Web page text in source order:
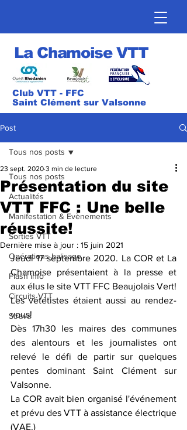
La Chamoise VTT
Club VTT - FFC
Saint Clément sur Valsonne
Post
Tous nos posts
Actualités
Manifestation & Evènements
Sorties VTT
Opérations balisage
Flash info
Circuits VTT
Strava
Tous nos posts
Présentation du site
VTT FFC : Une belle
réussite!
23 sept. 2020 3 min de lecture
Dernière mise à jour : 15 juin 2021
Jeudi 17 septembre 2020. La COR et La
Chamoise présentaient à la presse et
aux élus le site VTT FFC Beaujolais Vert!
Les vététistes étaient aussi au rendez-
vous!
Dès 17h30 les maires des communes
des alentours et les journalistes ont
relevé le défi de partir sur quelques
pentes dominant Saint Clément sur
Valsonne.
La COR avait bien organisé l'événement
et prévu des VTT à assistance électrique
(VAE.)